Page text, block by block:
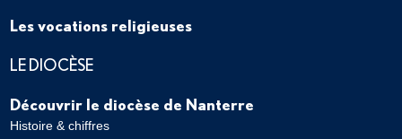
Les vocations religieuses
LE DIOCÈSE
Découvrir le diocèse de Nanterre
Histoire & chiffres